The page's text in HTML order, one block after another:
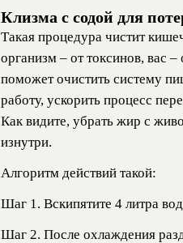
Клизма с содой для
Такая процедура чистит
организм – от токсинов, вас
поможет очистить систему
работу, ускорить процесс
Как видите, убрать жир с
изнутри.
Алгоритм действий такой:
Шаг 1. Вскипятите 4 литра
Шаг 2. После охлаждения